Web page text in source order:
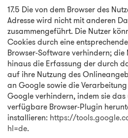
17.5 Die von dem Browser des
Adresse wird nicht mit anderen
zusammengeführt. Die Nutzer
Cookies durch eine
Browser-Software verhindern;
hinaus die Erfassung der durch
auf ihre Nutzung des
an Google sowie die
Google verhindern, indem sie
verfügbare Browser-Plugin
installieren: https://
hl=de.